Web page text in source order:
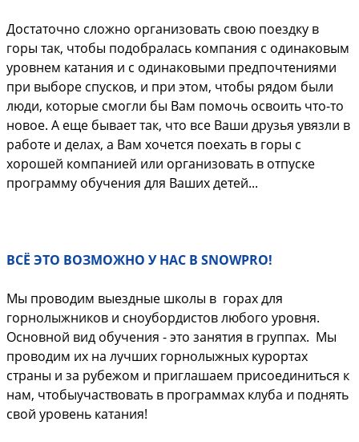
Достаточно сложно организовать свою поездку в
горы так, чтобы подобралась компания с одинаковым
уровнем катания и с одинаковыми предпочтениями
при выборе спусков, и при этом, чтобы рядом были
люди, которые смогли бы Вам помочь освоить что-то
новое. А еще бывает так, что все Ваши друзья увязли в
работе и делах, а Вам хочется поехать в горы с
хорошей компанией или организовать в отпуске
программу обучения для Ваших детей...
ВCЁ ЭТО ВОЗМОЖНО У НАС В SNOWPRO!
Мы проводим выездные школы в горах для
горнолыжников и сноубордистов любого уровня.
Основной вид обучения - это занятия в группах. Мы
проводим их на лучших горнолыжных курортах
страны и за рубежом и приглашаем присоединиться к
нам, чтобыучаствовать в программах клуба и поднять
свой уровень катания!